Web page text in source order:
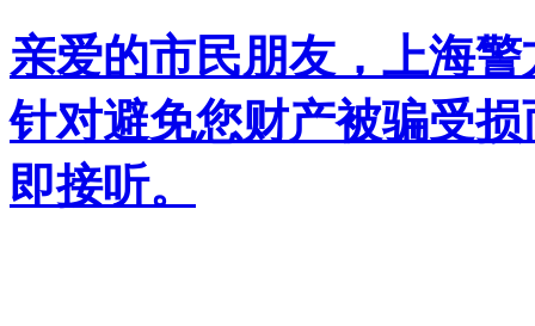
亲爱的市民朋友，上海
针对避免您财产被骗受
即接听。